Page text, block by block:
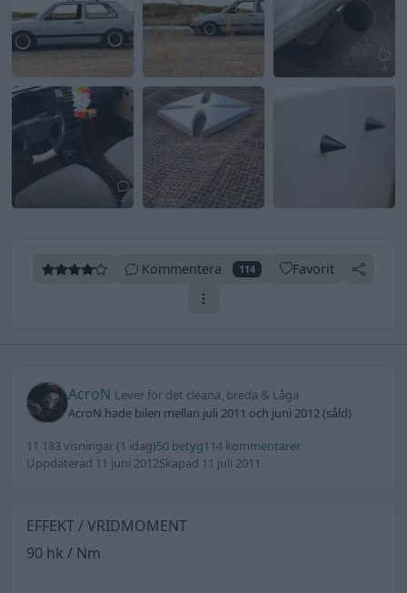
4
4
Kommentera 114 Favorit
AcroN Lever för det cleana, breda & Låga
AcroN hade bilen mellan juli 2011 och juni 2012 (såld)
11 183 visningar (1 idag)50 betyg114 kommentarer
Uppdaterad 11 juni 2012Skapad 11 juli 2011
EFFEKT / VRIDMOMENT
90 hk / Nm